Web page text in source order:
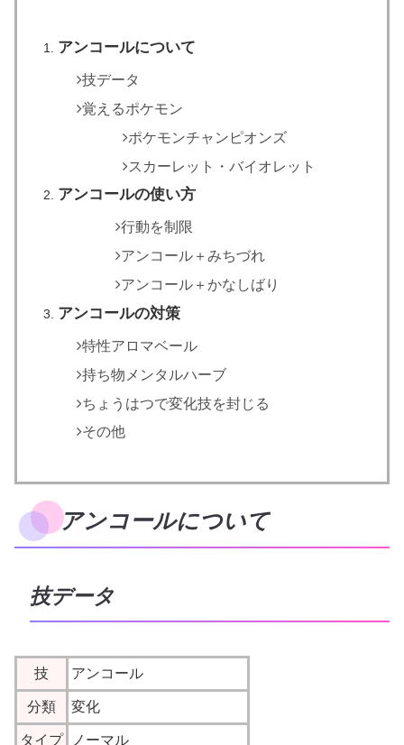
アンコールについて
技データ
覚えるポケモン
ポケモンチャンピオンズ
スカーレット・バイオレット
アンコールの使い方
行動を制限
アンコール＋みちづれ
アンコール＋かなしばり
アンコールの対策
特性アロマベール
持ち物メンタルハーブ
ちょうはつで変化技を封じる
その他
アンコールについて
技データ
技 アンコール
分類 変化
タイプ ノーマル